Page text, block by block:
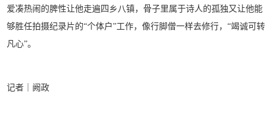
爱凑热闹的脾性让他走遍四乡八镇，骨子里属于诗人的孤独又让他能
够胜任拍摄纪录片的“个体户”工作，像行脚僧一样去修行，“竭诚可转
凡心”。
记者｜阙政